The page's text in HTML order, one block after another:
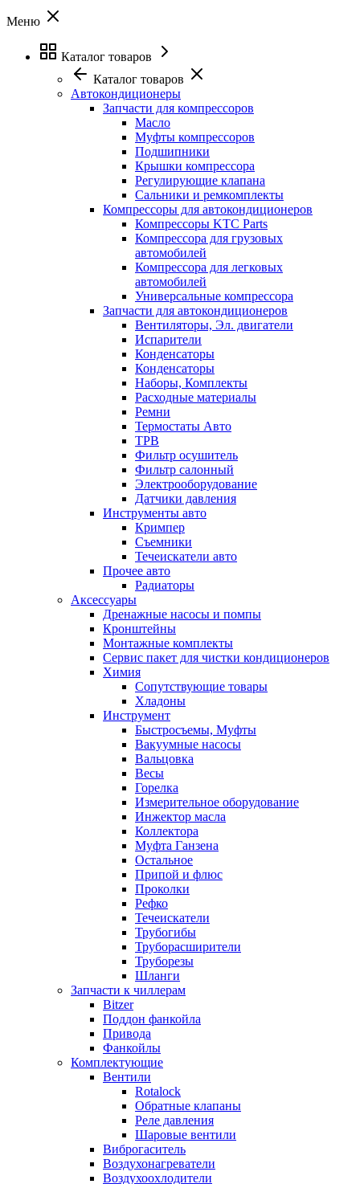
Меню
Каталог товаров
Каталог товаров
Автокондиционеры
Запчасти для компрессоров
Масло
Муфты компрессоров
Подшипники
Крышки компрессора
Регулирующие клапана
Сальники и ремкомплекты
Компрессоры для автокондиционеров
Компрессоры KTC Parts
Компрессора для грузовых
автомобилей
Компрессора для легковых
автомобилей
Универсальные компрессора
Запчасти для автокондиционеров
Вентиляторы, Эл. двигатели
Испарители
Конденсаторы
Конденсаторы
Наборы, Комплекты
Расходные материалы
Ремни
Термостаты Авто
ТРВ
Фильтр осушитель
Фильтр салонный
Электрооборудование
Датчики давления
Инструменты авто
Кримпер
Съемники
Течеискатели авто
Прочее авто
Радиаторы
Аксессуары
Дренажные насосы и помпы
Кронштейны
Монтажные комплекты
Сервис пакет для чистки кондиционеров
Химия
Сопутствующие товары
Хладоны
Инструмент
Быстросъемы, Муфты
Вакуумные насосы
Вальцовка
Весы
Горелка
Измерительное оборудование
Инжектор масла
Коллектора
Муфта Ганзена
Остальное
Припой и флюс
Проколки
Рефко
Течеискатели
Трубогибы
Труборасширители
Труборезы
Шланги
Запчасти к чиллерам
Bitzer
Поддон фанкойла
Привода
Фанкойлы
Комплектующие
Вентили
Rotalock
Обратные клапаны
Реле давления
Шаровые вентили
Виброгаситель
Воздухонагреватели
Воздухоохлодители